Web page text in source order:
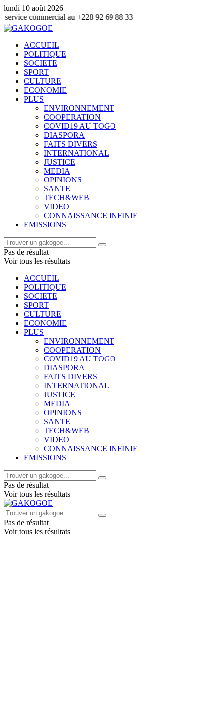
lundi 10 août 2026
au +228 92 69 88 33
ACCUEIL
POLITIQUE
SOCIETE
SPORT
CULTURE
ECONOMIE
PLUS
ENVIRONNEMENT
COOPERATION
COVID19 AU TOGO
DIASPORA
FAITS DIVERS
INTERNATIONAL
JUSTICE
MEDIA
OPINIONS
SANTE
TECH&WEB
VIDEO
CONNAISSANCE INFINIE
EMISSIONS
Pas de résultat
Voir tous les résultats
ACCUEIL
POLITIQUE
SOCIETE
SPORT
CULTURE
ECONOMIE
PLUS
ENVIRONNEMENT
COOPERATION
COVID19 AU TOGO
DIASPORA
FAITS DIVERS
INTERNATIONAL
JUSTICE
MEDIA
OPINIONS
SANTE
TECH&WEB
VIDEO
CONNAISSANCE INFINIE
EMISSIONS
Pas de résultat
Voir tous les résultats
Pas de résultat
Voir tous les résultats